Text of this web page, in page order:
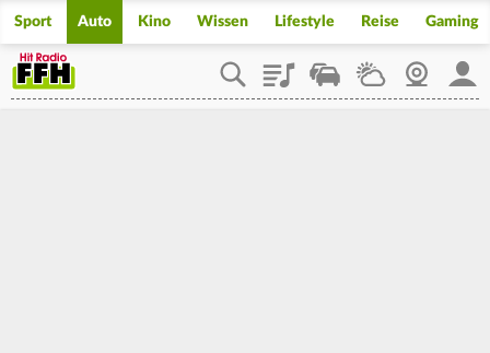
Sport Auto Kino Wissen Lifestyle Reise Gaming
PlaylistStaupilotWetterWebcam